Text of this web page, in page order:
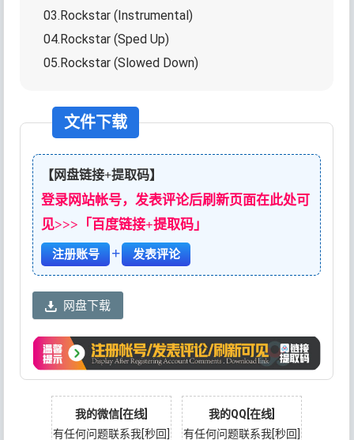
03.Rockstar (Instrumental)
04.Rockstar (Sped Up)
05.Rockstar (Slowed Down)
文件下载
【网盘链接+提取码】
登录网站帐号，发表评论后刷新页面在此处可
见>>>「百度链接+提取码」
注册账号 + 发表评论
网盘下载
我的微信[在线]
有任何问题联系我[秒回]
我的QQ[在线]
有任何问题联系我[秒回]